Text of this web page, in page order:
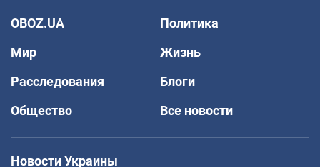
OBOZ.UA
Политика
Мир
Жизнь
Расследования
Блоги
Общество
Все новости
Новости Украины